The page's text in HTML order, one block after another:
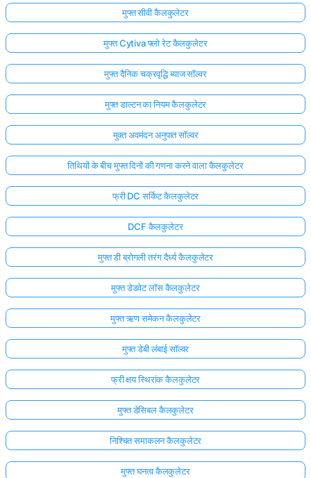
मुफ्त सीवी कैलकुलेटर
मुफ्त Cytiva फ्लो रेट कैलकुलेटर
मुफ्त दैनिक चक्रवृद्धि ब्याज सॉल्वर
मुफ्त डाल्टन का नियम कैलकुलेटर
मुक्त अवमंदन अनुपात सॉल्वर
तिथियों के बीच मुफ्त दिनों की गणना करने वाला कैलकुलेटर
फ्री DC सर्किट कैलकुलेटर
DCF कैलकुलेटर
मुफ्त डी ब्रोगली तरंग दैर्ध्य कैलकुलेटर
मुफ्त डेडवेट लॉस कैलकुलेटर
मुफ्त ऋण समेकन कैलकुलेटर
मुफ्त डेबी लंबाई सॉल्वर
फ्री क्षय स्थिरांक कैलकुलेटर
मुफ्त डेसिबल कैलकुलेटर
निश्चित समाकलन कैलकुलेटर
मुफ्त घनत्व कैलकुलेटर